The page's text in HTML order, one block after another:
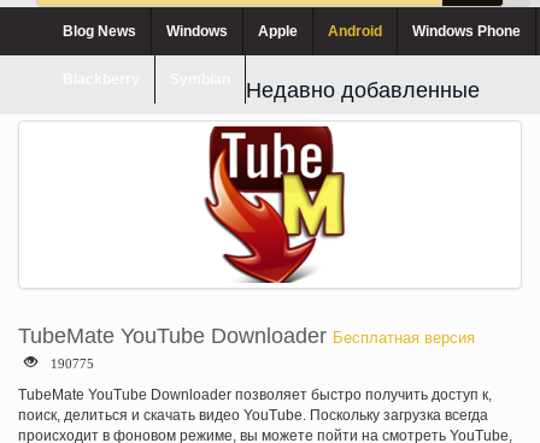
Blog News Windows Apple Android Windows Phone
Недавно добавленные
TubeMate YouTube Downloader Бесплатная версия
190775
TubeMate YouTube Downloader позволяет быстро получить доступ к,
поиск, делиться и скачать видео YouTube. Поскольку загрузка всегда
происходит в фоновом режиме, вы можете пойти на смотреть YouTube,